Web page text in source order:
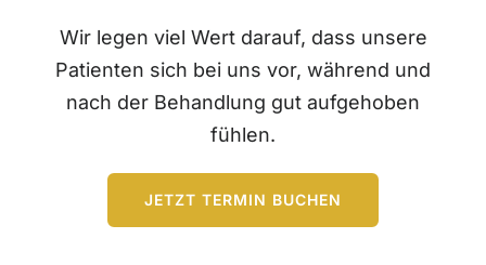
Wir legen viel Wert darauf, dass unsere
Patienten sich bei uns vor, während und
nach der Behandlung gut aufgehoben
fühlen.
JETZT TERMIN BUCHEN